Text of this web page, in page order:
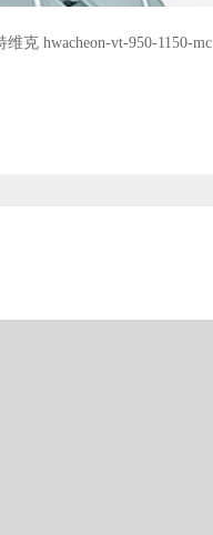
维克 hwacheon-vt-950-1150-mc